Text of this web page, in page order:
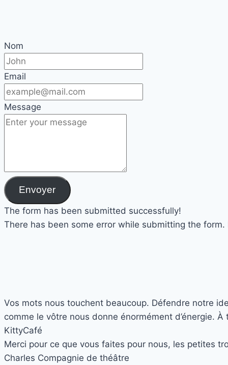
Nom
Email
Message
Envoyer
The form has been submitted successfully!
There has been some error while submitting the
Vos mots nous touchent beaucoup. Défendre notre
comme le vôtre nous donne énormément d’énergie.
KittyCafé
Merci pour ce que vous faites pour nous, les petites
Charles Compagnie de théâtre